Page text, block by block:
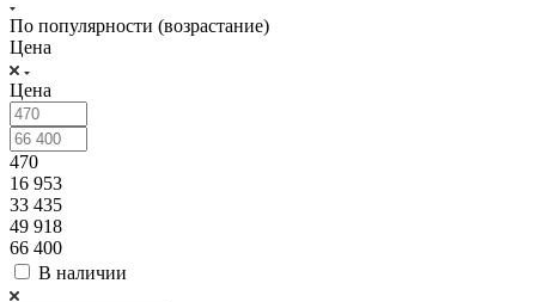
По популярности (возрастание)
Цена
Цена
470
16 953
33 435
49 918
66 400
В наличии